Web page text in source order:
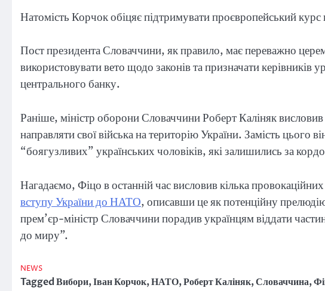
Натомість Корчок обіцяє підтримувати проєвропейський курс
Пост президента Словаччини, як правило, має переважно
використовувати вето щодо законів та призначати керівників
центрального банку.
Раніше, міністр оборони Словаччини Роберт Каліняк
направляти свої війська на територію України. Замість цього
“боягузливих” українських чоловіків, які залишились за
Нагадаємо, Фіцо в останній час висловив кілька
вступу України до НАТО, описавши це як потенційну
прем’єр-міністр Словаччини порадив українцям віддати
до миру”.
NEWS
TaggedВибори,Іван Корчок,НАТО,Роберт Каліняк,Словаччина,